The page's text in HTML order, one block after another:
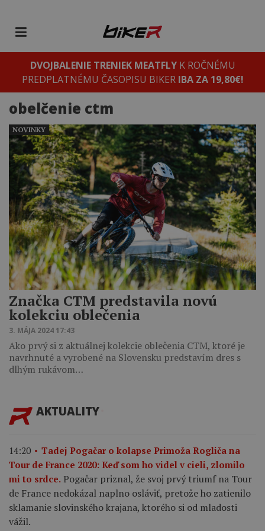
DVOJBALENIE TRENIEK MEATFLYK ROČNÉMU
PREDPLATNÉMU ČASOPISU BIKER IBA ZA 19,80€!
obelčenie ctm
Značka CTM predstavila novú
kolekciu oblečenia
3. MÁJA 2024 17:43
Ako prvý si z aktuálnej kolekcie oblečenia CTM, ktoré je
navrhnuté a vyrobené na Slovensku predstavím dres s
dlhým rukávom…
NOVINKY
AKTUALITY
14:20
Tadej Pogačar o kolapse Primoža Rogliča na
Tour de France 2020: Keď som ho videl v cieli, zlomilo
mi to srdce. Pogačar priznal, že svoj prvý triumf na Tour
de France nedokázal naplno osláviť, pretože ho zatienilo
sklamanie slovinského krajana, ktorého si od mladosti
vážil.